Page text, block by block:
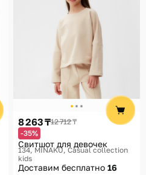
8 263 ₸12 712 ₸
-35%
Свитшот для девочек
134 MINAKU, Casual collection
kids
Доставим бесплатно 16